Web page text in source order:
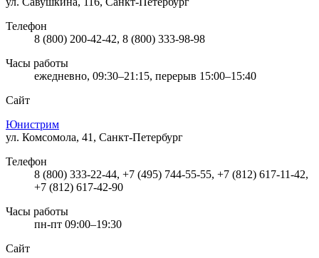
Телефон
8 (800) 200-42-42, 8 (800) 333-98-98
Часы работы
ежедневно, 09:30–21:15, перерыв 15:00–15:40
Сайт
Юнистрим
ул. Комсомола, 41, Санкт-Петербург
Телефон
8 (800) 333-22-44, +7 (495) 744-55-55, +7 (812) 617-11-42,
+7 (812) 617-42-90
Часы работы
пн-пт 09:00–19:30
Сайт